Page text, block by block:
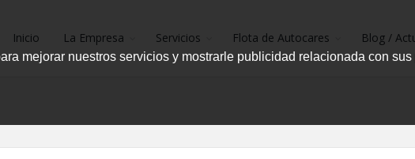
mejorar nuestros servicios y mostrarle publicidad relacionada con
Inicio La Empresa Servicios Flota de Autocares Blog /